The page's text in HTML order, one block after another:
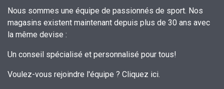
Nous sommes une équipe de passionnés de sport. Nos
magasins existent maintenant depuis plus de 30 ans avec
la même devise :
Un conseil spécialisé et personnalisé pour tous!
Voulez-vous rejoindre l'équipe ? Cliquez ici.